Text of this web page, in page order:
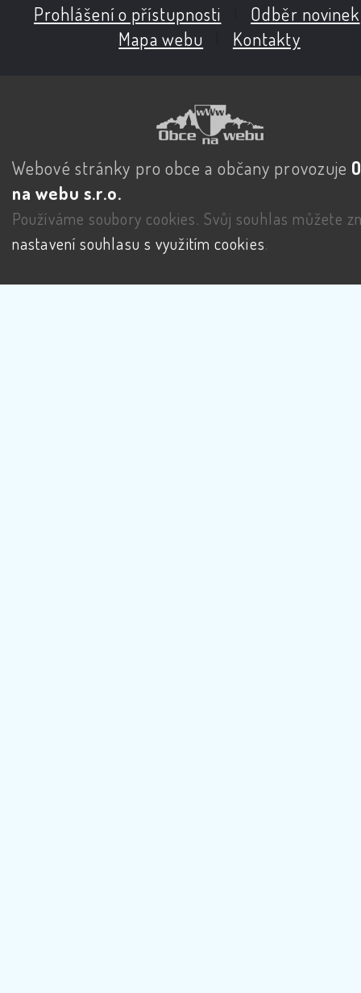
Prohlášení o přístupnosti Odběr novinek
Mapa webu
Kontakty
Webové stránky pro obce a občany provozuje
na webu s.r.o.
Používáme soubory cookies. Svůj souhlas můžete
nastavení souhlasu s využitím cookies.